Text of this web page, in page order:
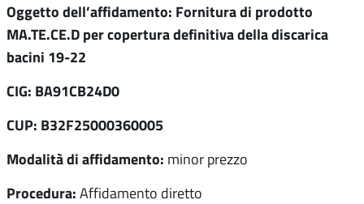
Oggetto dell’affidamento: Fornitura di prodotto
MA.TE.CE.D per copertura definitiva della discarica
bacini 19-22
CIG: BA91CB24D0
CUP: B32F25000360005
Modalità di affidamento: minor prezzo
Procedura: Affidamento diretto